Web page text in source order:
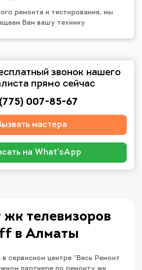
ремонта и тестирования, мы
Вам вашу технику
звонок нашего
прямо сейчас
007-85-67
мастера
на What'sApp
жк телевизоров
в Алматы
сервисном центре “Весь Ремонт